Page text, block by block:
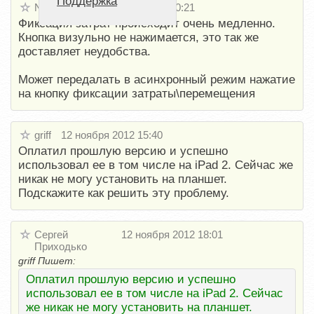
NO NAME 11 ноября 2012 00:21
Фиксация затрат происходит очень медленно.
Кнопка визульно не нажимается, это так же
доставляет неудобства.
Может передалать в асинхронный режим нажатие
на кнопку фиксации затраты\перемещения
griff 12 ноября 2012 15:40
Оплатил прошлую версию и успешно
использовал ее в том числе на iPad 2. Сейчас же
никак не могу установить на планшет.
Подскажите как решить эту проблему.
Сергей
Приходько
12 ноября 2012 18:01
griff Пишет:
Оплатил прошлую версию и успешно
использовал ее в том числе на iPad 2. Сейчас
же никак не могу установить на планшет.